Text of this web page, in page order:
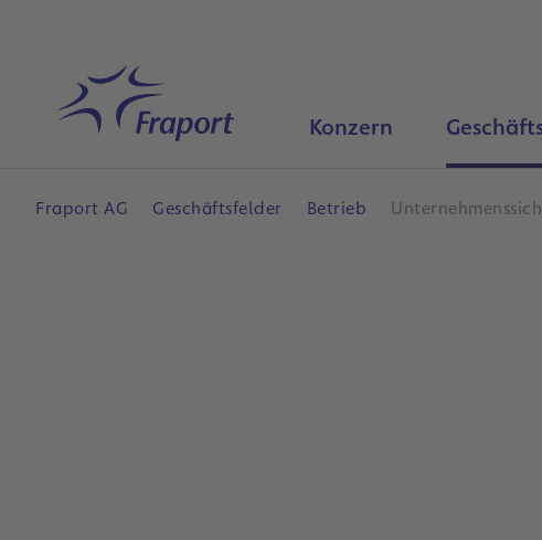
Startseite Konzern
Fraport AG Geschäftsfelder Betrieb